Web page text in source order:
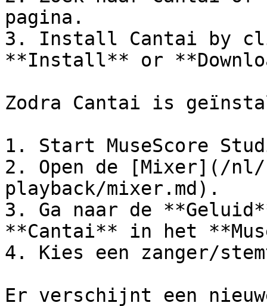
pagina.
3. Install Cantai by
**Install** or
Zodra Cantai is
1. Start MuseScore
2. Open de [Mixer](/nl/
playback/mixer.md).
3. Ga naar de
**Cantai** in het
4. Kies een zanger/
Er verschijnt een